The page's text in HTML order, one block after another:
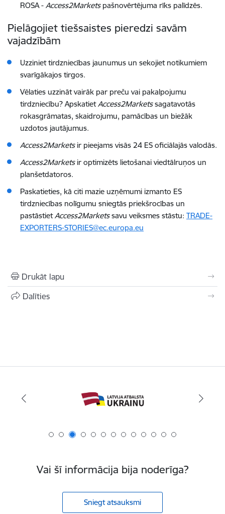
ROSA - Access2Marketspašnovērtējuma rīks palīdzēs.
Pielāgojiet tiešsaistes pieredzi savām
vajadzībām
Uzziniet tirdzniecības jaunumus un sekojiet notikumiem
svarīgākajos tirgos.
Vēlaties uzzināt vairāk par preču vai pakalpojumu
tirdzniecību? ApskatietAccess2Marketssagatavotās
rokasgrāmatas, skaidrojumu, pamācības un biežāk
uzdotos jautājumus.
Access2Marketsir pieejams visās 24 ES oficiālajās valodās.
Access2Marketsir optimizēts lietošanai viedtālruņos un
planšetdatoros.
Paskatieties, kā citi mazie uzņēmumi izmanto ES
tirdzniecības nolīgumu sniegtās priekšrocības un
pastāstietAccess2Marketssavu veiksmes stāstu: TRADE-
EXPORTERS-STORIES@ec.europa.eu
Drukāt lapu
Dalīties
Vai šī informācija bija noderīga?
Sniegt atsauksmi